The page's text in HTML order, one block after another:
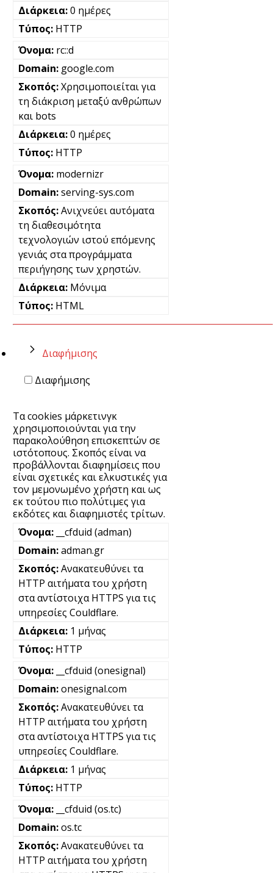
0 ημέρες
HTTP
rc::d
google.com
Χρησιμοποιείται για
τη διάκριση μεταξύ ανθρώπων
και bots
0 ημέρες
HTTP
modernizr
serving-sys.com
Ανιχνεύει αυτόματα
τη διαθεσιμότητα
τεχνολογιών ιστού επόμενης
γενιάς στα προγράμματα
περιήγησης των χρηστών.
Μόνιμα
HTML
Διαφήμισης
Διαφήμισης
Τα cookies μάρκετινγκ
χρησιμοποιούνται για την
παρακολούθηση επισκεπτών σε
ιστότοπους. Σκοπός είναι να
προβάλλονται διαφημίσεις που
είναι σχετικές και ελκυστικές για
τον μεμονωμένο χρήστη και ως
εκ τούτου πιο πολύτιμες για
εκδότες και διαφημιστές τρίτων.
__cfduid (adman)
adman.gr
Ανακατευθύνει τα
HTTP αιτήματα του χρήστη
στα αντίστοιχα HTTPS για τις
υπηρεσίες Couldflare.
1 μήνας
HTTP
__cfduid (onesignal)
onesignal.com
Ανακατευθύνει τα
HTTP αιτήματα του χρήστη
στα αντίστοιχα HTTPS για τις
υπηρεσίες Couldflare.
1 μήνας
HTTP
__cfduid (os.tc)
os.tc
Ανακατευθύνει τα
HTTP αιτήματα του χρήστη